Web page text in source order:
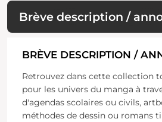
Brève description /
BRÈVE DESCRIPTION /
Retrouvez dans cette collection
pour les univers du manga à
d'agendas scolaires ou civils,
méthodes de dessin ou romans